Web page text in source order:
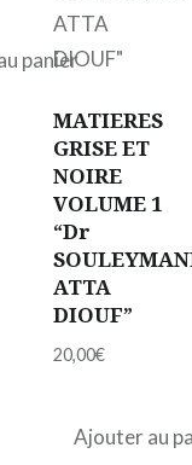
panier
MATIERES
GRISE ET
NOIRE
VOLUME 1
“Dr
ATTA
DIOUF”
20,00€
Ajouter au